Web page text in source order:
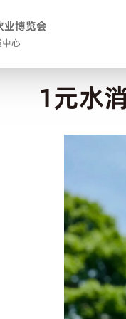
博览会
中心
1元水